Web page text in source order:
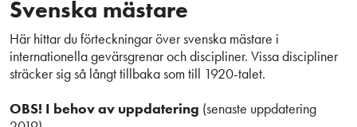
Svenska mästare
Här hittar du förteckningar över svenska mästare i
internationella gevärsgrenar och discipliner. Vissa discipliner
sträcker sig så långt tillbaka som till 1920-talet.
OBS! I behov av uppdatering (senaste uppdatering